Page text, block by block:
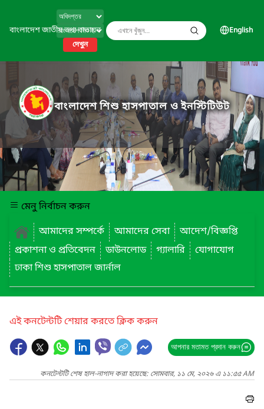
বাংলাদেশ জাতীয় তথ্য বাতায়ন
দেখুন
English
বাংলাদেশ শিশু হাসপাতাল ও ইনস্টিটিউট
মেনু নির্বাচন করুন
আমাদের সম্পর্কে
আমাদের সেবা
আদেশ/বিজ্ঞপ্তি
প্রকাশনা ও প্রতিবেদন
ডাউনলোড গ্যালারি
যোগাযোগ
ঢাকা শিশু হাসপাতাল জার্নাল
এই কনটেন্টটি শেয়ার করতে ক্লিক করুন
আপনার মতামত প্রদান করুন
কনটেন্টটি শেষ হাল-নাগাদ করা হয়েছে: সোমবার, ১১ মে, ২০২৬ এ ১১:৫৫ AM